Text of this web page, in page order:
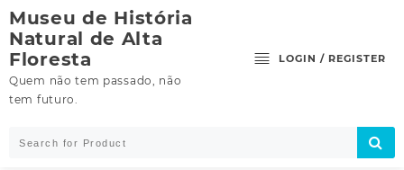
Skip
to
content
Museu de História
Natural de Alta
Floresta
Quem não tem passado, não
tem futuro.
LOGIN / REGISTER